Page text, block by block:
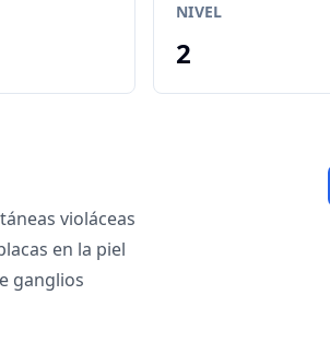
NIVEL
2
violáceas
en la piel
ganglios